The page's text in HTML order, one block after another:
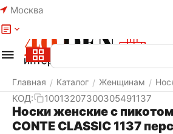
Москва
Главная / Каталог / Женщинам /
КОД: 10013207300305491137
Носки женские с
CONTE CLASSIC 1137
Меню